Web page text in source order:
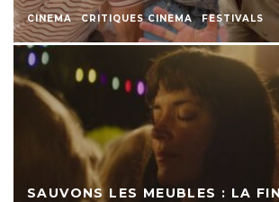
CINEMA CRITIQUES CINEMA FESTIVALS
SAUVONS LES MEUBLES : LA